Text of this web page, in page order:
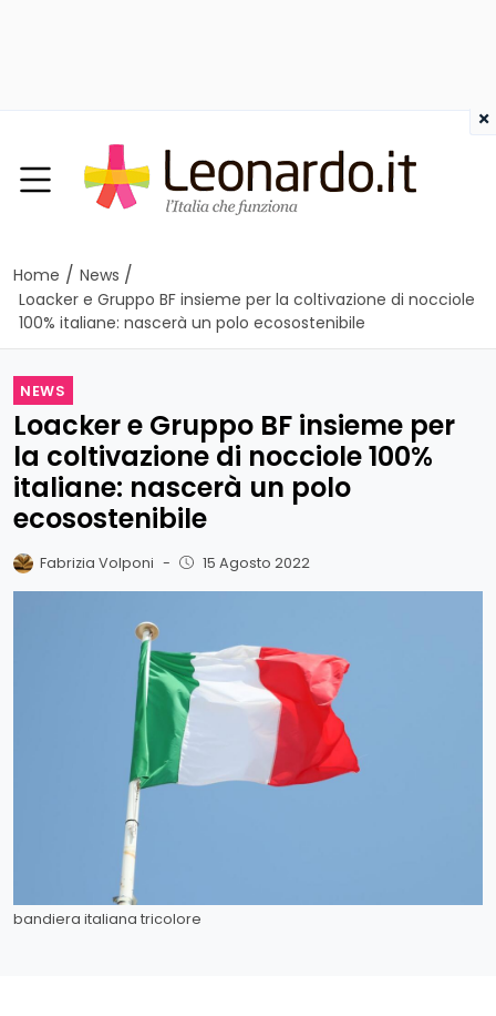
Home / News /
Loacker e Gruppo BF insieme per la coltivazione di nocciole
100% italiane: nascerà un polo ecosostenibile
NEWS
Loacker e Gruppo BF insieme per
la coltivazione di nocciole 100%
italiane: nascerà un polo
ecosostenibile
Fabrizia Volponi - 15 Agosto 2022
bandiera italiana tricolore
×